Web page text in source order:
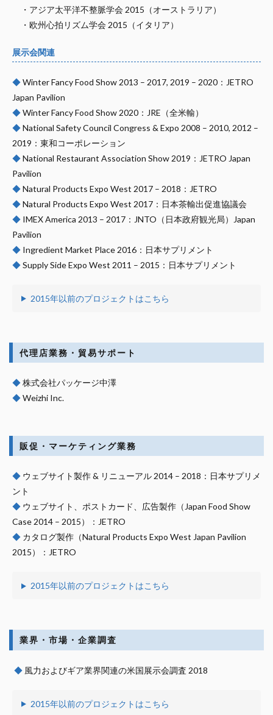
・アジア太平洋不整脈学会 2015（オーストラリア）
・欧州心拍リズム学会 2015（イタリア）
展示会関連
◆Winter Fancy Food Show 2013 – 2017, 2019 – 2020：JETRO
Japan Pavilion
◆Winter Fancy Food Show 2020：JRE（全米輸）
◆National Safety Council Congress & Expo 2008 – 2010, 2012 –
2019：東和コーポレーション
◆National Restaurant Association Show 2019：JETRO Japan
Pavilion
◆Natural Products Expo West 2017 – 2018：JETRO
◆Natural Products Expo West 2017：日本茶輸出促進協議会
◆ IMEX America 2013 – 2017：JNTO（日本政府観光局）Japan
Pavilion
◆ Ingredient Market Place 2016：日本サプリメント
◆Supply Side Expo West 2011 – 2015：日本サプリメント
2015年以前のプロジェクトはこちら
代理店業務・貿易サポート
◆株式会社パッケージ中澤
◆Weizhi Inc.
販促・マーケティング業務
◆ ウェブサイト製作 & リニューアル 2014 – 2018：日本サプリメ
ント
◆ ウェブサイト、ポストカード、広告製作（Japan Food Show
Case 2014 – 2015）：JETRO
◆ カタログ製作（Natural Products Expo West Japan Pavilion
2015）：JETRO
2015年以前のプロジェクトはこちら
業界・市場・企業調査
◆ 風力およびギア業界関連の米国展示会調査 2018
2015年以前のプロジェクトはこちら